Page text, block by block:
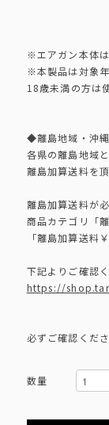
※エアガン本体は
※本製品は対象
18歳未満の方は
◆離島地域・沖
各県の離島地域
離島加算送料を
離島加算送料が
商品カテゴリ「
「離島加算送料
下記よりご確認く
https://
必ずご確認くださ
数量